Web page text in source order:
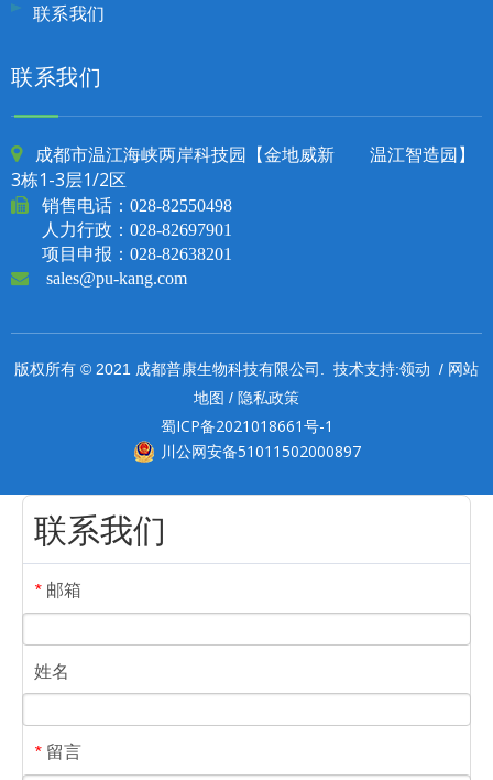
联系我们
联系我们

成都市温江海峡两岸科技园【金地威新 温江智造园】
3栋1-3层1/2区
 销售电话： 028-82550498
人力行政：028-82697901
项目申报：028-82638201
 sales@pu-kang.com
版权所有 © 2021 成都普康生物科技有限公司. 技术支持:领动 / 网站
地图 / 隐私政策
蜀ICP备2021018661号-1
川公网安备51011502000897
联系我们
* 邮箱
姓名
* 留言